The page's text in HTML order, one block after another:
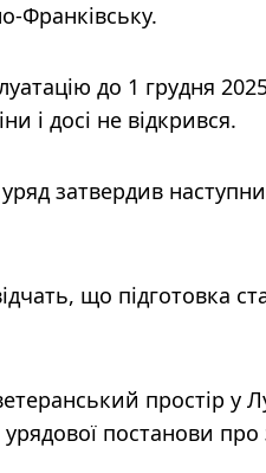
Франківську.
до 1 грудня
і досі не відкрився.
затвердив
що підготовка
простір у
постанови